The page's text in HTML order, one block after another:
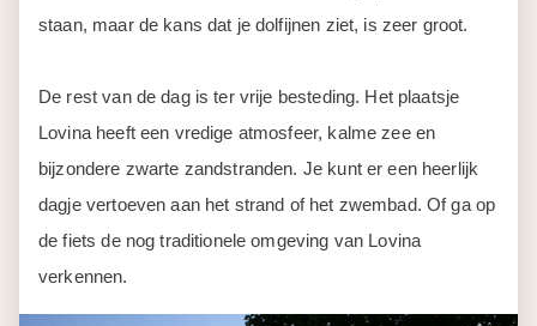
staan, maar de kans dat je dolfijnen ziet, is zeer groot.
De rest van de dag is ter vrije besteding. Het plaatsje
Lovina heeft een vredige atmosfeer, kalme zee en
bijzondere zwarte zandstranden. Je kunt er een heerlijk
dagje vertoeven aan het strand of het zwembad. Of ga op
de fiets de nog traditionele omgeving van Lovina
verkennen.